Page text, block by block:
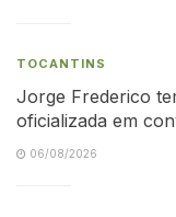
TOCANTINS
Jorge Frederico
oficializada em
06/08/2026